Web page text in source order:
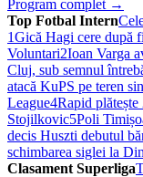
Program complet →
Top Fotbal Intern
1Gică Hagi cere după
Voluntari2Ioan Varga
Cluj, sub semnul
atacă KuPS pe teren
League4Rapid
Stojilkovic5Poli
decis Huszti debutul
schimbarea siglei la
Clasament Superliga